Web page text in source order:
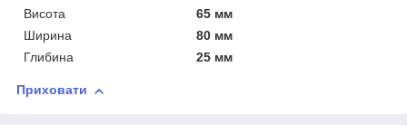
Висота
65 мм
Ширина
80 мм
Глибина
25 мм
Приховати